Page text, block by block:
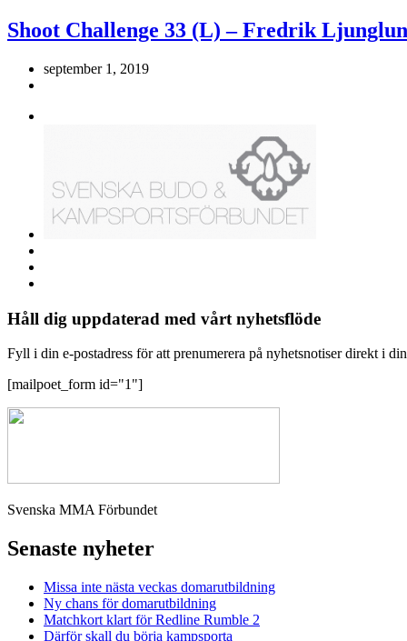
Shoot Challenge 33 (L) – Fredrik
september 1, 2019
Håll dig uppdaterad med vårt nyhetsflöde
Fyll i din e-postadress för att prenumerera på nyhetsnotiser direkt i
[mailpoet_form id="1"]
Svenska MMA Förbundet
Senaste nyheter
Missa inte nästa veckas domarutbildning
Ny chans för domarutbildning
Matchkort klart för Redline Rumble 2
Därför skall du börja kampsporta